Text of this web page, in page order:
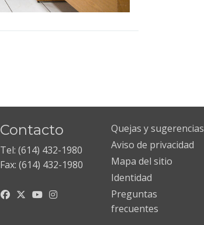
Contacto
Tel: (614) 432-1980
Fax: (614) 432-1980
Quejas y sugerencias
Aviso de privacidad
Mapa del sitio
Identidad
Preguntas
frecuentes